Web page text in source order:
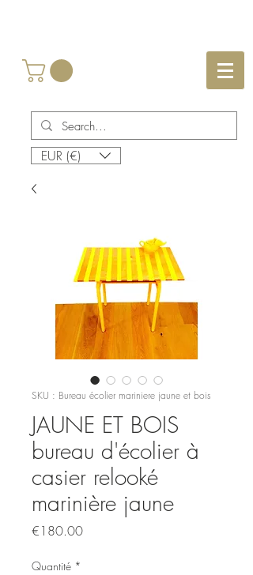
EUR (€)
SKU : Bureau écolier mariniere jaune et bois
JAUNE ET BOIS
bureau d'écolier à
casier relooké
marinière jaune
€180.00Prix
Quantité *